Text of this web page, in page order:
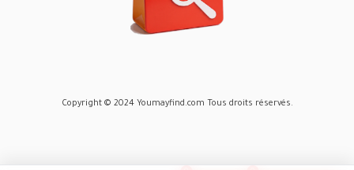
Copyright © 2024 Youmayfind.com Tous droits réservés.